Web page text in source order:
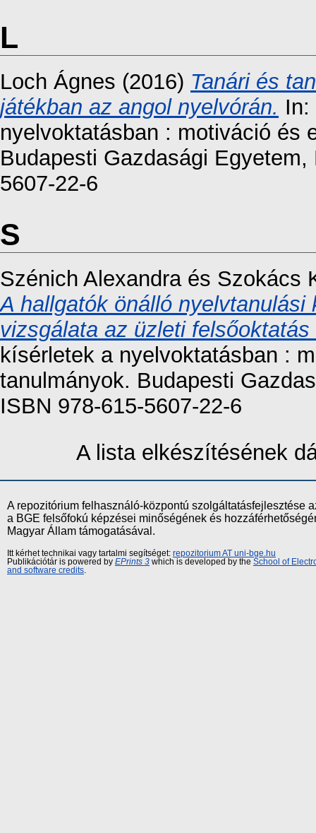
L
Loch Ágnes (2016) Tanári és
játékban az angol nyelvórán. In:
nyelvoktatásban : motiváció és
Budapesti Gazdasági
5607-22-6
S
Szénich Alexandraés Szokács
A hallgatók önálló
vizsgálata az üzleti
kísérletek a nyelvoktatásban :
tanulmányok. Budapesti
ISBN 978-615-5607-22-6
A lista elkészítésének
A repozitórium felhasználó-központú szolgáltatásfejlesztése
a BGE felsőfokú képzései minőségének és
Magyar Állam támogatásával.
Itt kérhet technikai vagy tartalmi segítséget: repozitorium AT uni-bge.hu
Publikációtár is powered by EPrints 3 which is developed by the School of
and software credits